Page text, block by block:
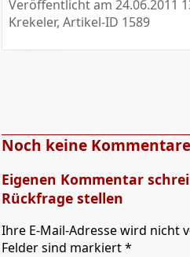
Veröffentlicht am 24.06.2011
Krekeler, Artikel-ID 1589
Noch keine Kommentare
Eigenen Kommentar
Rückfrage stellen
Ihre E-Mail-Adresse wird nicht
Felder sind markiert *